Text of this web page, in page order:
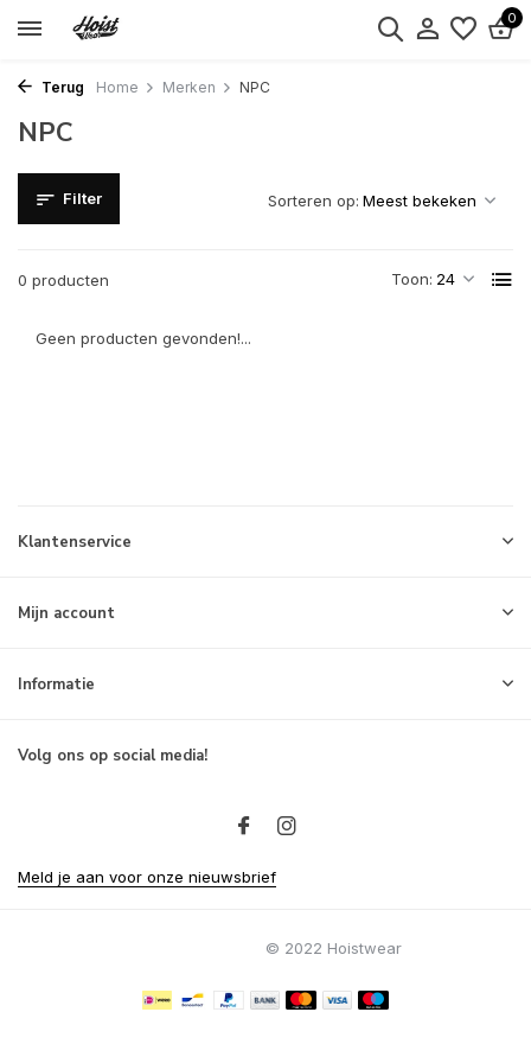
0
Terug Home Merken NPC
NPC
Filter
0 producten Toon:
Sorteren op:
Geen producten gevonden!...
Klantenservice
Mijn account
Informatie
Volg ons op social media!
Meld je aan voor onze nieuwsbrief